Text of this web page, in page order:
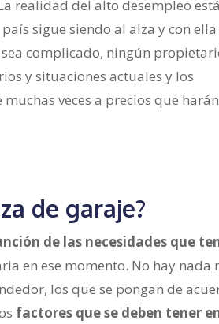
realidad del alto desempleo está
sigue siendo al alza y con ella
complicado, ningún
y situaciones actuales y los
veces a precios que
de garaje?
de las necesidades que
en ese momento. No hay nada
los que se pongan de
factores que se deben tener